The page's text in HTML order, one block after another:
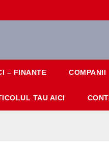
– FINANTE COMPANII
TAU AICI